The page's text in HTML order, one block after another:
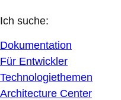
Ich suche:
Dokumentation
Für Entwickler
Technologiethemen
Architecture Center